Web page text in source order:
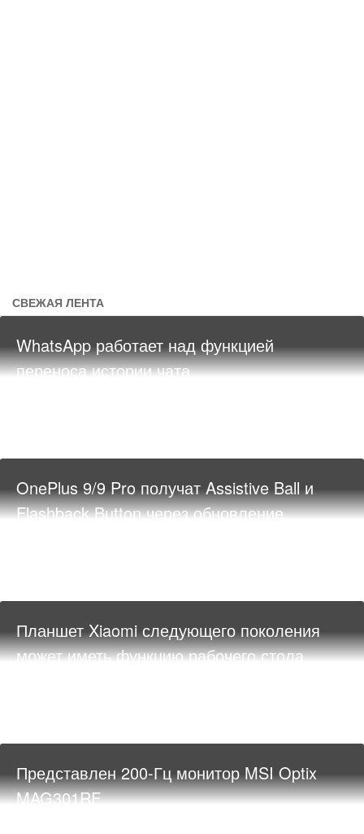
СВЕЖАЯ ЛЕНТА
WhatsApp работает над функцией
переноса истории чата
OnePlus 9/9 Pro получат Assistive Ball и
Flashback Button через обновление
Планшет Xiaomi следующего поколения
может иметь функцию рабочего стола
Представлен 200-Гц монитор MSI Optix
MAG301RF